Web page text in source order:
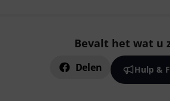
Bevalt het wat u
Delen Hulp &